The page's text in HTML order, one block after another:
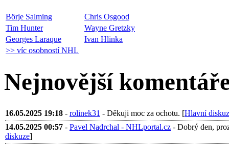
Börje Salming
Chris Osgood
Tim Hunter
Wayne Gretzky
Georges Laraque
Ivan Hlinka
>> víc osobností NHL
Nejnovější
16.05.2025 19:18 - rolinek31 - Děkuji moc za ochotu. [Hlavní
14.05.2025 00:57 - Pavel Nadrchal - NHLportal.cz - Dobrý den,
diskuze]